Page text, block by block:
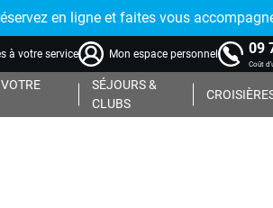
en ligne et faites vous
à votre service Mon espace personnel 09
Coût
SÉJOURS &
CLUBS